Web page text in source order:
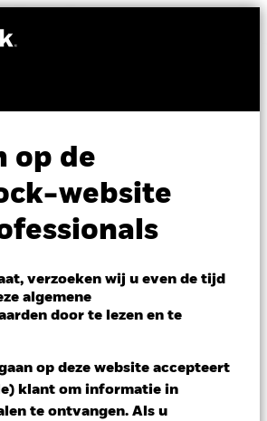
op de
website
verzoeken wij u even de tijd
algemene
door te lezen en te
op deze website accepteert
klant om informatie in
te ontvangen. Als u
Index